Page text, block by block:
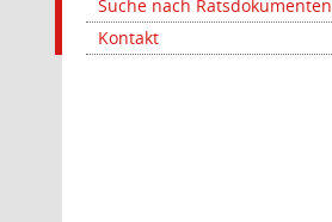
Suche nach Ratsdokumenten
Kontakt